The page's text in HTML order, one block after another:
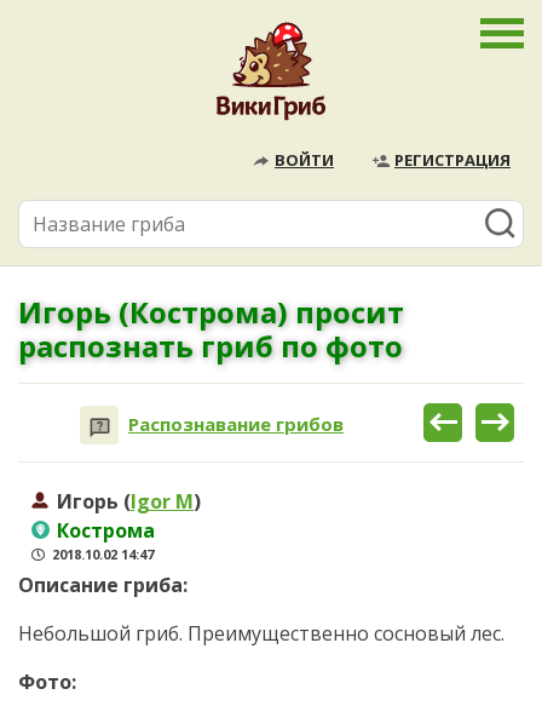
ВОЙТИ РЕГИСТРАЦИЯ
Игорь (Кострома) просит
распознать гриб по фото
Распознавание грибов
Игорь (Igor M)
Кострома
2018.10.02 14:47
Описание гриба:
Небольшой гриб. Преимущественно сосновый лес.
Фото: